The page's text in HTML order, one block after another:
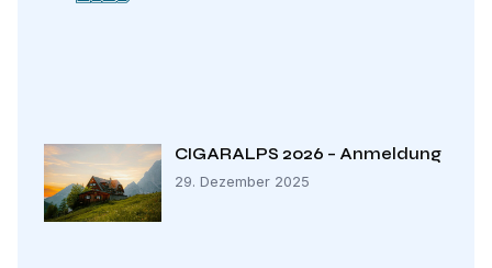
CIGARALPS 2026 – Anmeldung
29. Dezember 2025